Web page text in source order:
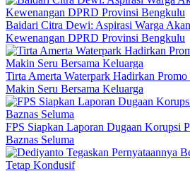
Baidari Citra Dewi: Aspirasi Warga
Kewenangan DPRD Provinsi Bengkulu
Tirta Amerta Waterpark Hadirkan
Makin Seru Bersama Keluarga
FPS Siapkan Laporan Dugaan Korupsi
Baznas Seluma